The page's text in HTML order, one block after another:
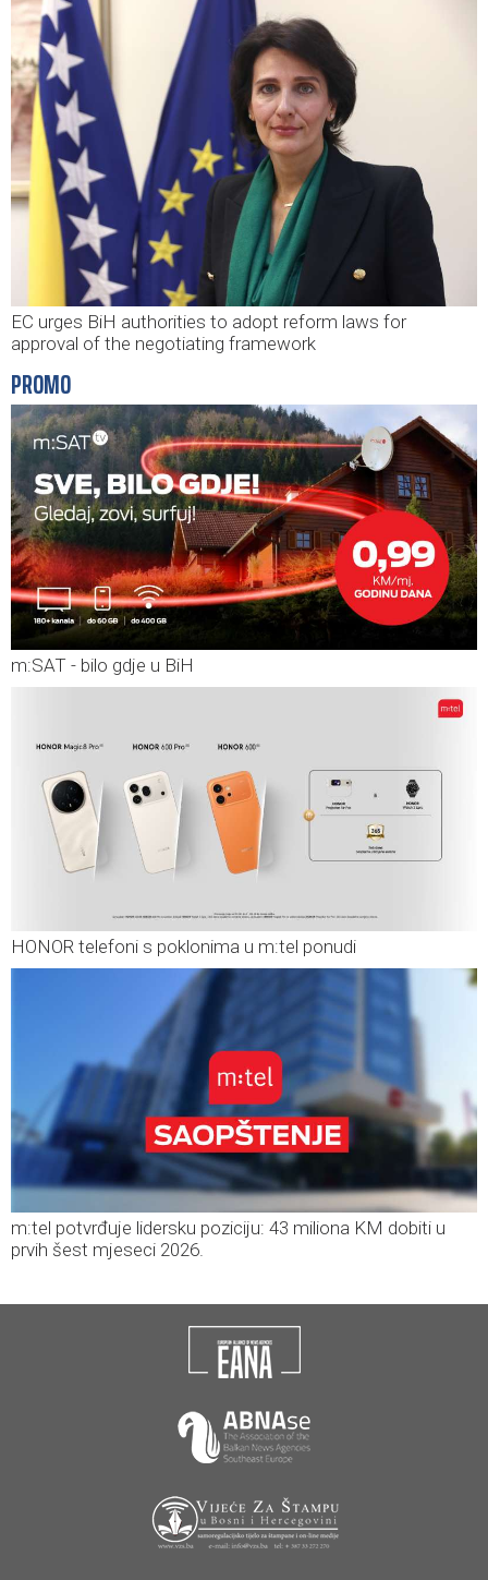
EC urges BiH authorities to adopt reform laws for
approval of the negotiating framework
PROMO
m:SAT - bilo gdje u BiH
HONOR telefoni s poklonima u m:tel ponudi
m:tel potvrđuje lidersku poziciju: 43 miliona KM dobiti u
prvih šest mjeseci 2026.